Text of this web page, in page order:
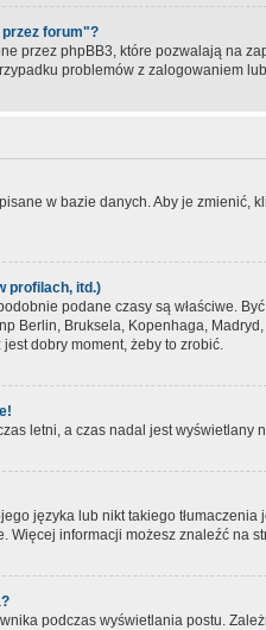
forum"?
przez phpBB3, które pozwalają na
problemów z zalogowaniem
w bazie danych. Aby je zmienić,
profilach, itd.)
podane czasy są właściwe.
Berlin, Bruksela, Kopenhaga,
dobry moment, żeby to zrobić.
letni, a czas nadal jest
języka lub nikt takiego
Więcej informacji możesz znaleźć na
podczas wyświetlania postu.